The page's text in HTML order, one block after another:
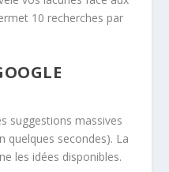
10 recherches par
suggestions massives
quelques secondes). La
les idées disponibles.